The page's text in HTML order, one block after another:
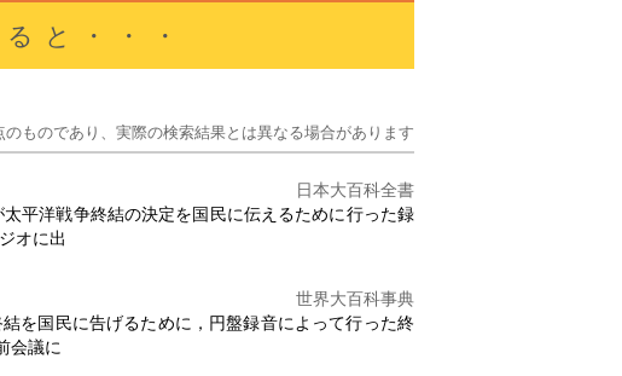
と・・・
ものであり、実際の検索結果とは異なる場合があります
日本大百科全書
平洋戦争終結の決定を国民に伝えるために行った録
オに出
世界大百科事典
を国民に告げるために，円盤録音によって行った終
会議に